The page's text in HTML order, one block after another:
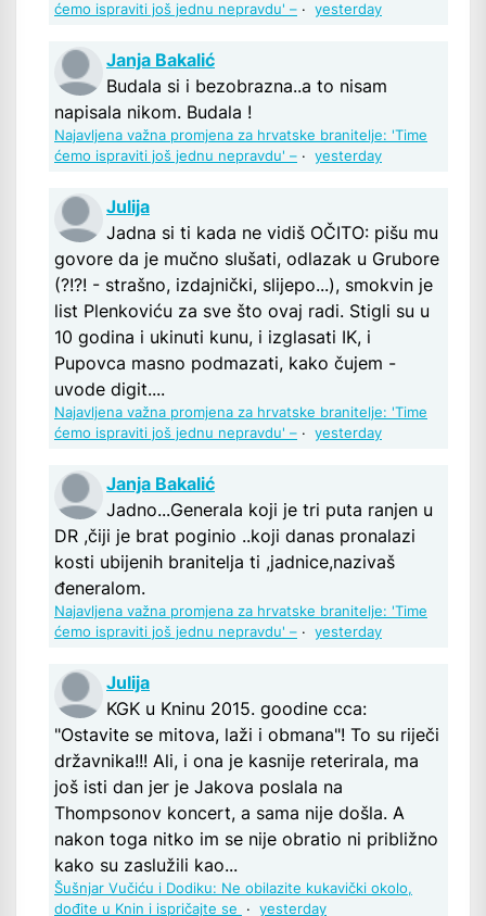
ćemo ispraviti još jednu nepravdu' – · yesterday
Janja Bakalić
Budala si i bezobrazna..a to nisam
napisala nikom. Budala !
Najavljena važna promjena za hrvatske branitelje: 'Time
ćemo ispraviti još jednu nepravdu' – · yesterday
Julija
Jadna si ti kada ne vidiš OČITO: pišu mu
govore da je mučno slušati, odlazak u Grubore
(?!?! - strašno, izdajnički, slijepo...), smokvin je
list Plenkoviću za sve što ovaj radi. Stigli su u
10 godina i ukinuti kunu, i izglasati IK, i
Pupovca masno podmazati, kako čujem -
uvode digit....
Najavljena važna promjena za hrvatske branitelje: 'Time
ćemo ispraviti još jednu nepravdu' – · yesterday
Janja Bakalić
Jadno...Generala koji je tri puta ranjen u
DR ,čiji je brat poginio ..koji danas pronalazi
kosti ubijenih branitelja ti ,jadnice,nazivaš
đeneralom.
Najavljena važna promjena za hrvatske branitelje: 'Time
ćemo ispraviti još jednu nepravdu' – · yesterday
Julija
KGK u Kninu 2015. goodine cca:
"Ostavite se mitova, laži i obmana"! To su riječi
državnika!!! Ali, i ona je kasnije reterirala, ma
još isti dan jer je Jakova poslala na
Thompsonov koncert, a sama nije došla. A
nakon toga nitko im se nije obratio ni približno
kako su zaslužili kao...
Šušnjar Vučiću i Dodiku: Ne obilazite kukavički okolo,
dođite u Knin i ispričajte se
· yesterday